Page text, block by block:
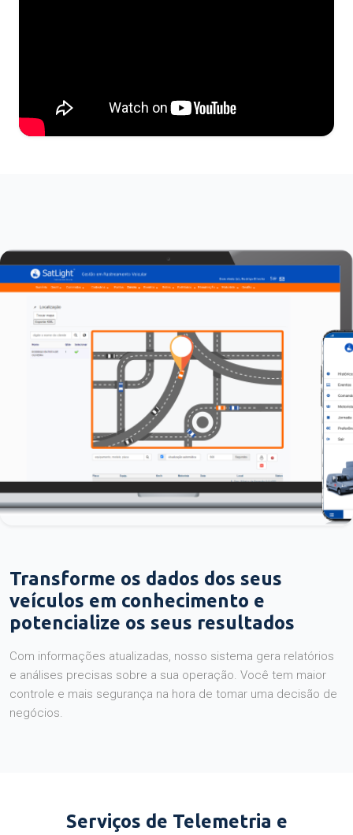
Transforme os dados dos seus
veículos em conhecimento e
potencialize os seus resultados
Com informações atualizadas, nosso sistema gera relatórios
e análises precisas sobre a sua operação. Você tem maior
controle e mais segurança na hora de tomar uma decisão de
negócios.
Serviços de Telemetria e